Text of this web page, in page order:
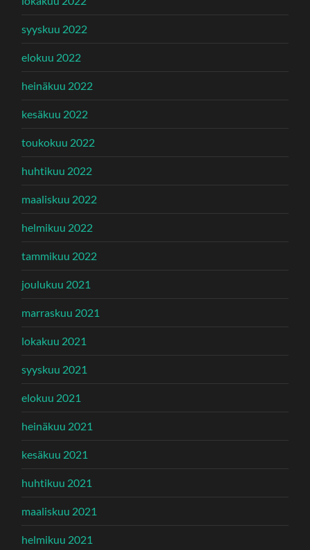
syyskuu 2022
elokuu 2022
heinäkuu 2022
kesäkuu 2022
toukokuu 2022
huhtikuu 2022
maaliskuu 2022
helmikuu 2022
tammikuu 2022
joulukuu 2021
marraskuu 2021
lokakuu 2021
syyskuu 2021
elokuu 2021
heinäkuu 2021
kesäkuu 2021
huhtikuu 2021
maaliskuu 2021
helmikuu 2021